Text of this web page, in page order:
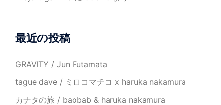
最近の投稿
GRAVITY / Jun Futamata
tague dave / ミロコマチコ x haruka nakamura
カナタの旅 / baobab & haruka nakamura